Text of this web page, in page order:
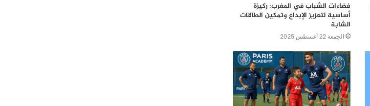
فضاءات الشباب في المغرب: ركيزة
أساسية لتعزيز الإبداع وتمكين الطاقات
الشابة
الجمعة 22 أغسطس 2025